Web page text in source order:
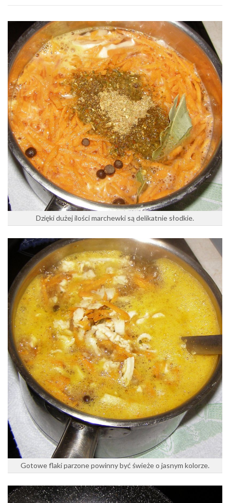
Dzięki dużej ilości marchewki są delikatnie słodkie.
Gotowe flaki parzone powinny być świeże o jasnym kolorze.